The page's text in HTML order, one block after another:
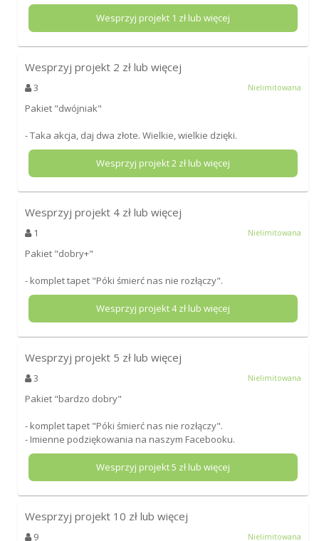
Wesprzyj projekt 1 zł lub więcej
Wesprzyj projekt 2 zł lub więcej
3 Nielimitowana
Pakiet "dwójniak"
- Taka akcja, daj dwa złote. Wielkie, wielkie dzięki.
Wesprzyj projekt2zł lub więcej
Wesprzyj projekt 4zł lub więcej
1 Nielimitowana
Pakiet "dobry+"
- komplet tapet "Póki śmierć nas nie rozłączy".
Wesprzyj projekt4zł lub więcej
Wesprzyj projekt 5 zł lub więcej
3 Nielimitowana
Pakiet "bardzo dobry"
- komplet tapet "Póki śmierć nas nie rozłączy".
- Imienne podziękowania na naszym Facebooku.
Wesprzyj projekt5 zł lub więcej
Wesprzyj projekt 10 zł lub więcej
9 Nielimitowana